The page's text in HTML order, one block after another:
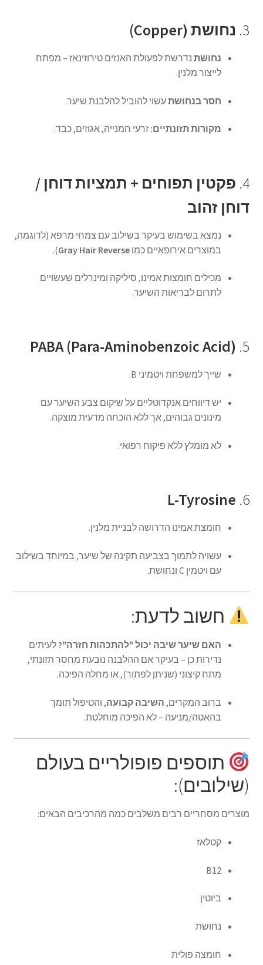
3. נחושת (Copper)
נחושתנדרשת לפעולת האנזים טירוזינאז – מפתח
לייצור מלנין.
חסר בנחושתעשוי להוביל להלבנת שיער.
מקורות תזונתיים: זרעי חמנייה, אגוזים, כבד.
4. פקטין תפוחים + תמציות דוחן /
דוחן זהוב
נמצא בשימוש בעיקר בשילוב עם צמחי מרפא (לדוגמה,
במוצרים אירופאיים כמו Gray Hair Reverse
).
מכילים חומצות אמינו, סיליקה ומינרלים שעשויים
לתרום לבריאות השיער.
5.
PABA (Para-Aminobenzoic Acid)
שייך למשפחת ויטמיני B.
יש דיווחים אנקדוטליים על שיקום צבע השיער עם
מינונים גבוהים, אך ללא הוכחה מדעית מוצקה.
לא מומלץ ללא פיקוח רפואי.
6.
L-Tyrosine
חומצת אמינו הדרושה לבניית מלנין.
עשויה לתמוך בצביעה תקינה של שיער, במיוחד בשילוב
עם ויטמין C ונחושת.
חשוב לדעת:
האם שיער שיבה יכול "להתכהות חזרה"?לעיתים
נדירות כן – בעיקר אם ההלבנה נובעת מחסר תזונתי,
מתח קיצוני (שניתן לפתור), או מחלה הפיכה.
ברוב המקרים, השיבה קבועה, והטיפול תומך
בהאטה/מניעה – לא הפיכה מוחלטת.
תוספים פופולריים בעולם
(שילובים):
מוצרים מסחריים רבים משלבים כמה מהרכיבים הבאים:
קטלאז
B12
ביוטין
נחושת
חומצה פולית